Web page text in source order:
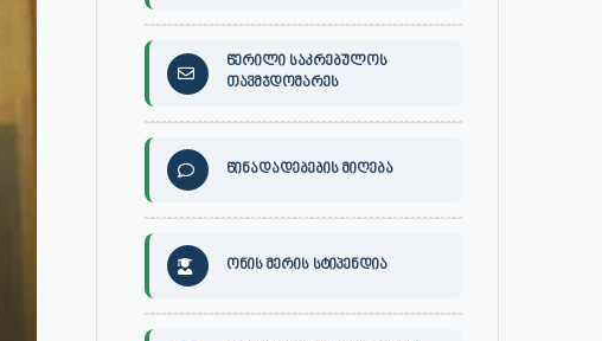
წერილი საკრებულოს
თავმჯდომარეს
წინადადებების მიღება
ონის მერის სტიპენდია